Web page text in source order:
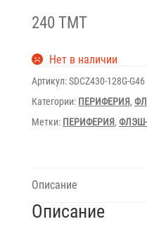
240 TMT
Нет в наличии
Артикул:SDCZ430-128G-G46
Категории: ПЕРИФЕРИЯ,
Метки: ПЕРИФЕРИЯ, ФЛЭШ-
Описание
Описание